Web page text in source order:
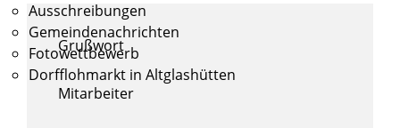
Ausschreibungen
Gemeindenachrichten
Fotowettbewerb
Dorfflohmarkt in Altglashütten
Grußwort
Mitarbeiter